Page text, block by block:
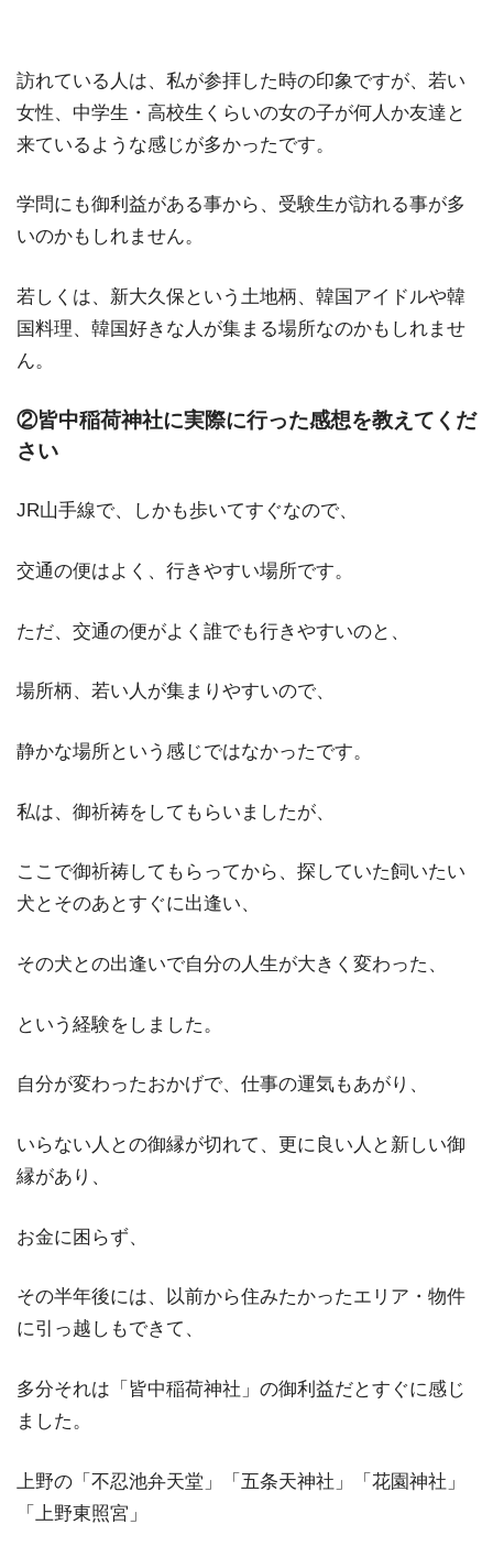
訪れている人は、私が参拝した時の印象ですが、若い
女性、中学生・高校生くらいの女の子が何人か友達と
来ているような感じが多かったです。
学問にも御利益がある事から、受験生が訪れる事が多
いのかもしれません。
若しくは、新大久保という土地柄、韓国アイドルや韓
国料理、韓国好きな人が集まる場所なのかもしれませ
ん。
②皆中稲荷神社に実際に行った感想を教えてくだ
さい
JR山手線で、しかも歩いてすぐなので、
交通の便はよく、行きやすい場所です。
ただ、交通の便がよく誰でも行きやすいのと、
場所柄、若い人が集まりやすいので、
静かな場所という感じではなかったです。
私は、御祈祷をしてもらいましたが、
ここで御祈祷してもらってから、探していた飼いたい
犬とそのあとすぐに出逢い、
その犬との出逢いで自分の人生が大きく変わった、
という経験をしました。
自分が変わったおかげで、仕事の運気もあがり、
いらない人との御縁が切れて、更に良い人と新しい御
縁があり、
お金に困らず、
その半年後には、以前から住みたかったエリア・物件
に引っ越しもできて、
多分それは「皆中稲荷神社」の御利益だとすぐに感じ
ました。
上野の「不忍池弁天堂」「五条天神社」「花園神社」
「上野東照宮」